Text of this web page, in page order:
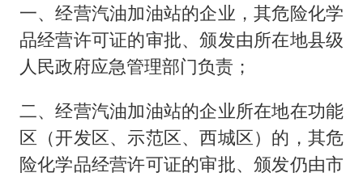
奋进开新局 实干挑大梁
一、经营汽油加油站的企业，其危险化学
品经营许可证的审批、颁发由所在地县级
人民政府应急管理部门负责；
二、经营汽油加油站的企业所在地在功能
区（开发区、示范区、西城区）的，其危
险化学品经营许可证的审批、颁发仍由市